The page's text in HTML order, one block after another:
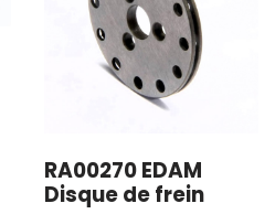
RA00270 EDAM
Disque de frein